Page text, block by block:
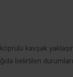
kavşak
belirtilen